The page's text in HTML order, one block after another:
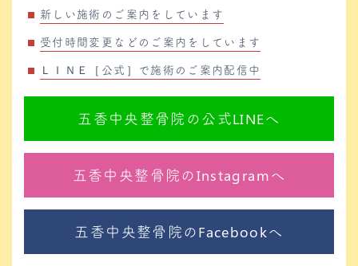
新しい施術のご案内をしています
受付時間変更などのご案内をしています
ＬＩＮＥ［公式］で施術のご案内配信中
五香中央整骨院の公式LINEへ
五香中央整骨院のInstagramへ
五香中央整骨院のFacebookへ